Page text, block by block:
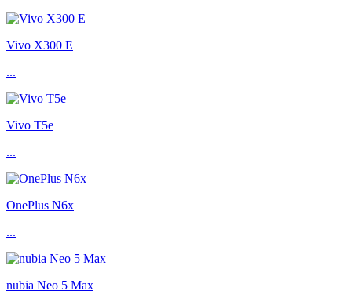
Vivo X300 E
...
Vivo T5e
...
OnePlus N6x
...
nubia Neo 5 Max